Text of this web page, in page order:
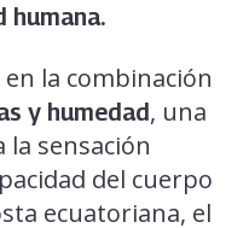
humana.
la combinación
y humedad, una
la sensación
del cuerpo
ecuatoriana, el